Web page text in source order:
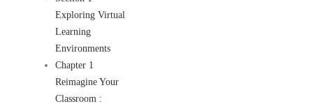
Exploring Virtual
Learning
Environments
Chapter 1
Reimagine Your
Classroom :